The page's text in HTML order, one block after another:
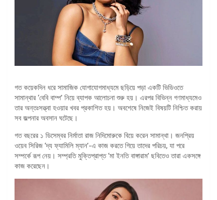
গত কয়েকদিন ধরে সামাজিক যোগাযোগমাধ্যমে ছড়িয়ে পড়া একটি ভিডিওতে
সামান্থার ‘বেবি বাম্প’ নিয়ে ব্যাপক আলোচনা শুরু হয়। এরপর বিভিন্ন গণমাধ্যমেও
তার অন্তঃসত্ত্বা হওয়ার খবর প্রকাশিত হয়। অবশেষে নিজেই বিষয়টি নিশ্চিত করায়
সব জল্পনার অবসান ঘটেছে।
গত বছরের ১ ডিসেম্বর নির্মাতা রাজ নিদিমোরুকে বিয়ে করেন সামান্থা। জনপ্রিয়
ওয়েব সিরিজ ‘দ্য ফ্যামিলি ম্যান’-এ কাজ করতে গিয়ে তাদের পরিচয়, যা পরে
সম্পর্কে রূপ নেয়। সম্প্রতি মুক্তিপ্রাপ্ত ‘মা ইনতি বাঙ্গারাম’ ছবিতেও তারা একসঙ্গে
কাজ করেছেন।